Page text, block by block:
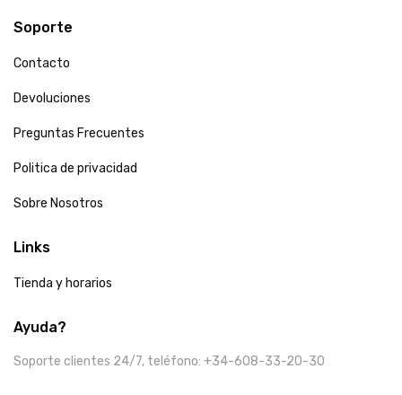
Soporte
Contacto
Devoluciones
Preguntas Frecuentes
Politica de privacidad
Sobre Nosotros
Links
Tienda y horarios
Ayuda?
Soporte clientes 24/7, teléfono: +34-608-33-20-30